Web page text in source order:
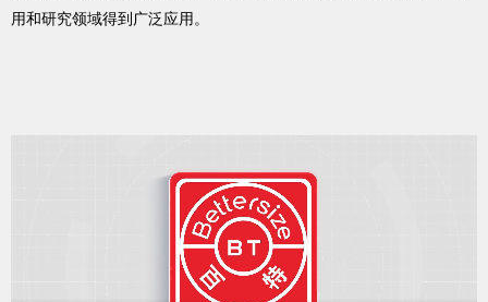
用和研究领域得到广泛应用。